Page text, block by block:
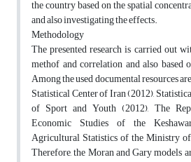
the country based on the spatial
and also investigating the effects.
Methodology
The presented research is carried out
methof and correlation and also based
Among the used documental resources
Statistical Center of Iran (2012),
of Sport and Youth (2012), The
Economic Studies of the
Agricultural Statistics of the Ministry
Therefore, the Moran and Gary models